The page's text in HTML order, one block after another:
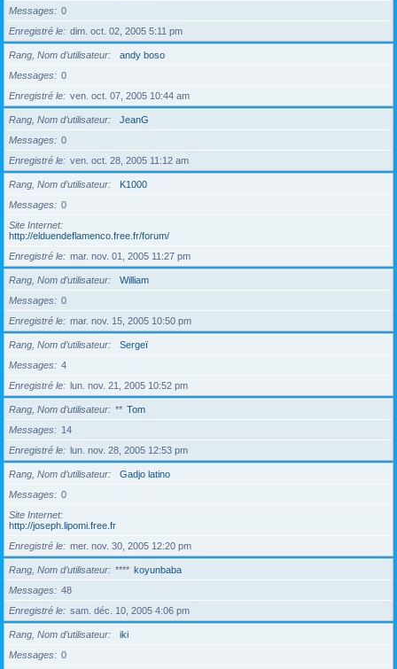
Messages
0
Enregistré le
dim. oct. 02, 2005 5:11 pm
Rang, Nom d’utilisateur
andy boso
Messages
0
Enregistré le
ven. oct. 07, 2005 10:44 am
Rang, Nom d’utilisateur
JeanG
Messages
0
Enregistré le
ven. oct. 28, 2005 11:12 am
Rang, Nom d’utilisateur
K1000
Messages
0
Site Internet
http://elduendeflamenco.free.fr/forum/
Enregistré le
mar. nov. 01, 2005 11:27 pm
Rang, Nom d’utilisateur
William
Messages
0
Enregistré le
mar. nov. 15, 2005 10:50 pm
Rang, Nom d’utilisateur
Sergeï
Messages
4
Enregistré le
lun. nov. 21, 2005 10:52 pm
Rang, Nom d’utilisateur ** Tom
Messages
14
Enregistré le
lun. nov. 28, 2005 12:53 pm
Rang, Nom d’utilisateur
Gadjo latino
Messages
0
Site Internet
http://joseph.lipomi.free.fr
Enregistré le
mer. nov. 30, 2005 12:20 pm
Rang, Nom d’utilisateur **** koyunbaba
Messages
48
Enregistré le
sam. déc. 10, 2005 4:06 pm
Rang, Nom d’utilisateur
iki
Messages
0